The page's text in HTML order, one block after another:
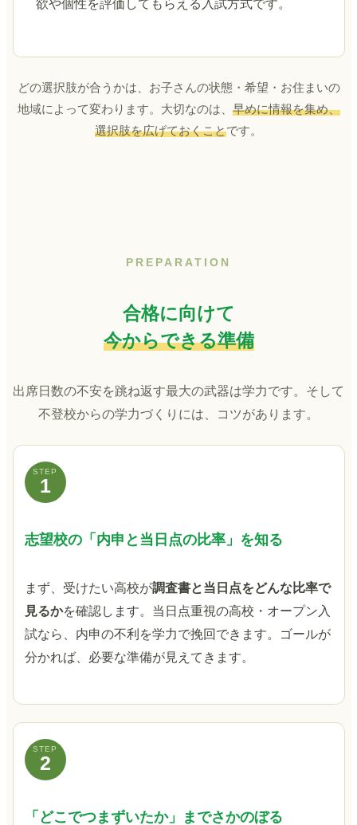
欲や個性を評価してもらえる入試方式です。
どの選択肢が合うかは、お子さんの状態・希望・お住まいの
地域によって変わります。大切なのは、 早めに情報を集め、
選択肢を広げておくことです。
PREPARATION
合格に向けて
今からできる準備
出席日数の不安を跳ね返す最大の武器は学力です。そして
不登校からの学力づくりには、コツがあります。
STEP
1
志望校の「内申と当日点の比率」を知る
まず、受けたい高校が調査書と当日点をどんな比率で
見るかを確認します。当日点重視の高校・オープン入
試なら、内申の不利を学力で挽回できます。ゴールが
分かれば、必要な準備が見えてきます。
STEP
2
「どこでつまずいたか」までさかのぼる